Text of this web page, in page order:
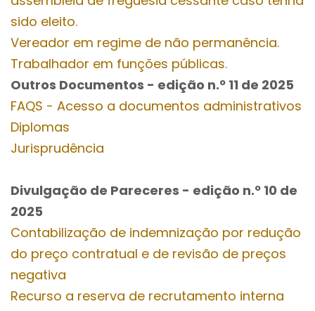
sido eleito.
Vereador em regime de não permanência.
Trabalhador em funções públicas.
Outros Documentos - edição n.º 11 de 2025
FAQS - Acesso a documentos administrativos
Diplomas
Jurisprudência
Divulgação de Pareceres - edição n.º 10 de
2025
Contabilização de indemnização por redução
do preço contratual e de revisão de preços
negativa
Recurso a reserva de recrutamento interna